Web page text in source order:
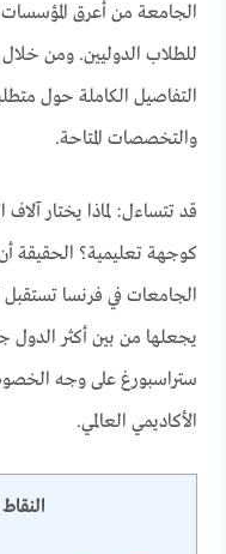
الجامعة من أعرق
للطلاب الدوليين. ومن
التفاصيل الكاملة حول
والتخصصات المتاحة.
قد تتساءل: لماذا يختار
كوجهة تعليمية؟ الحقيقة أن
الجامعات في فرنسا
يجعلها من بين أكثر الدول
ستراسبورغ على وجه
الأكاديمي العالمي.